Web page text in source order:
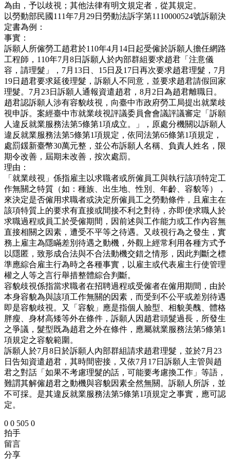
為由，予以歧視；其他法律有明文規定者，從其規定。
以勞動部民國111年7月29日勞動法訴字第1110000524號訴願決
定書為例：
事實：
訴願人所僱勞工趙君於110年4月14日起受僱於訴願人擔任網路
工程師，110年7月8日訴願人於內部群組要求趙君「注意儀
容，請理髮」，7月13日、15日及17日再次要求趙君理髮，7月
19日趙君要求延後理髮，訴願人不同意，並要求趙君請假回家
理髮。7月23日訴願人通報資遣趙君，8月2日為趙君離職日。
趙君認訴願人涉有容貌歧視，向臺中市政府勞工局提出就業歧
視申訴。案經臺中市就業歧視評議委員會會議評議審定「訴願
人違反就業服務法第5條第1項成立。」，原處分機關以訴願人
違反就業服務法第5條第1項規定，依同法第65條第1項規定，
處罰鍰新臺幣30萬元整，並公布訴願人名稱、負責人姓名，限
期令改善，屆期未改善，按次處罰。
理由：
「就業歧視」係指雇主以求職者或所僱員工與執行該項特定工
作無關之特質（如：種族、出生地、性別、年齡、容貌等），
來決定是否僱用求職者或決定所僱員工之勞動條件，且雇主在
該項特質上的要求有直接或間接不利之對待，亦即使求職人於
求職過程或員工於受僱期間，因前述與工作能力或工作內容無
直接相關之因素，遭受不平等之待遇。又歧視行為之發生，實
務上雇主為隱瞞差別待遇之動機，外觀上經常利用各種方式予
以隱匿，致形成合法與不合法動機交錯之情形，因此判斷之標
準應綜合雇主行為時之各種事實，以雇主或代表雇主行使管理
權之人等之言行舉措整體綜合判斷。
容貌歧視係指當求職者在招聘過程或受僱者在僱用期間，由於
本身容貌為與該項工作無關的因素，而受到不公平或差別待遇
即是容貌歧視。又「容貌」應是指個人臉型、相貌美醜、體格
胖瘦、身材高矮等外在條件，訴願人因趙君頭髮過長，所發生
之爭議，髮型既為趙君之外在條件，應屬就業服務法第5條第1
項規定之容貌範圍。
訴願人於7月8日於訴願人內部群組請求趙君理髮，並於7月23
日告知資遣趙君，其時間密接，又依7月17日訴願人主管與趙
君之對話「如果不考慮理髮的話，可能要考慮換工作」等語，
難謂其解僱趙君之動機與容貌因素全然無關。訴願人所訴，並
不可採。是其違反就業服務法第5條第1項規定之事實，應可認
定。
0 0 505 0
拍手
留言
分享